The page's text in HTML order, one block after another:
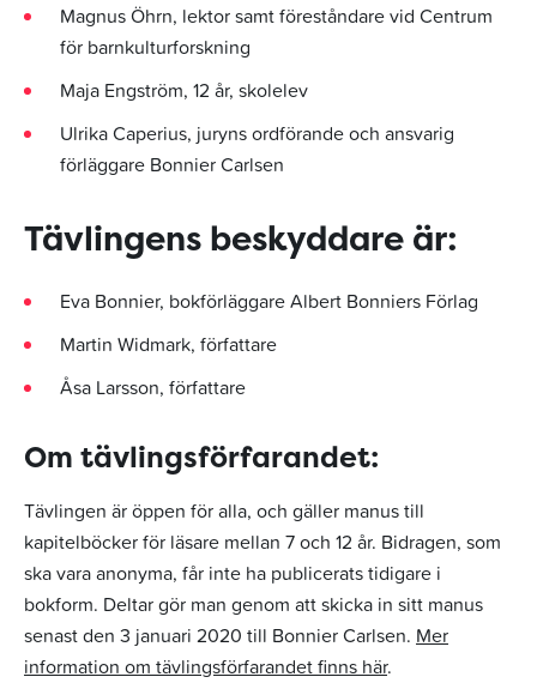
Magnus Öhrn, lektor samt föreståndare vid Centrum
för barnkulturforskning
Maja Engström, 12 år, skolelev
Ulrika Caperius, juryns ordförande och ansvarig
förläggare Bonnier Carlsen
Tävlingens beskyddare är:
Eva Bonnier, bokförläggare Albert Bonniers Förlag
Martin Widmark, författare
Åsa Larsson, författare
Om tävlingsförfarandet:
Tävlingen är öppen för alla, och gäller manus till
kapitelböcker för läsare mellan 7 och 12 år. Bidragen, som
ska vara anonyma, får inte ha publicerats tidigare i
bokform. Deltar gör man genom att skicka in sitt manus
senast den 3 januari 2020 till Bonnier Carlsen. Mer
information om tävlingsförfarandet finns här.